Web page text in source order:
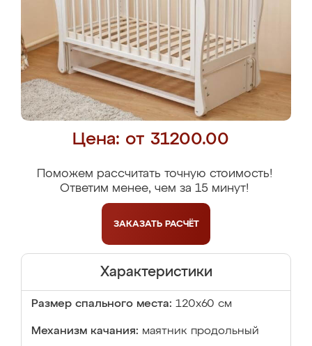
Цена: от 31200.00
Поможем рассчитать точную стоимость!
Ответим менее, чем за 15 минут!
ЗАКАЗАТЬ РАСЧЁТ
Характеристики
Размер спального места: 120х60 см
Механизм качания: маятник продольный